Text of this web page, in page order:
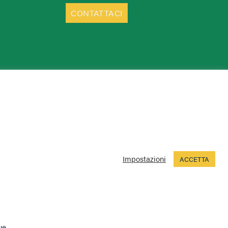
CONTATTACI
Impostazioni ACCETTA